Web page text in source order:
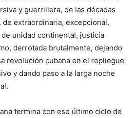
y guerrillera, de las décadas
de extraordinaria, excepcional,
unidad continental, justicia
derrotada brutalmente, dejando
revolución cubana en el repliegue
y dando paso a la larga noche
termina con ese último ciclo de